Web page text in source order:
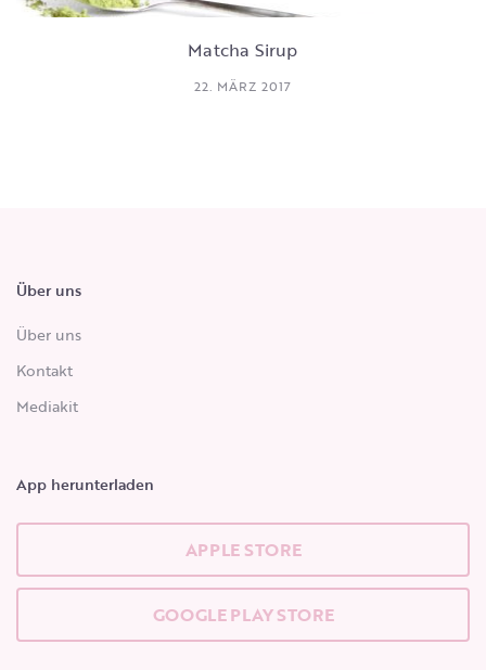
Matcha Sirup
22. MÄRZ 2017
Über uns
Über uns
Kontakt
Mediakit
App herunterladen
APPLE STORE
GOOGLE PLAY STORE